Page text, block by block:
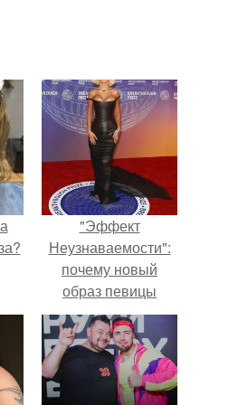
"Эффект
Неузнаваемости":
почему новый
образ певицы
вызвал споры о
гранях
возможного?